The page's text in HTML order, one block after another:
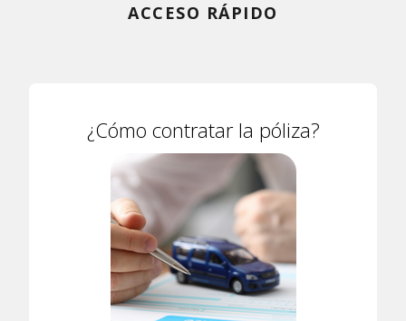
ACCESO RÁPIDO
¿Cómo contratar la póliza?